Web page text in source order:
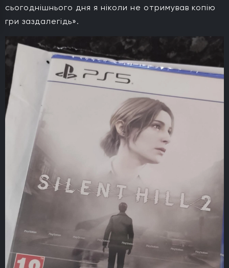
сьогоднішнього дня я ніколи не отримував копію
гри заздалегідь».